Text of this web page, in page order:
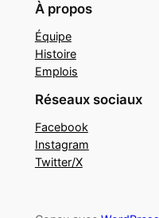
À propos
Équipe
Histoire
Emplois
Réseaux sociaux
Facebook
Instagram
Twitter/X